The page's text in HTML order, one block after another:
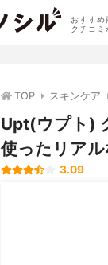
おすすめ
クチコミ
TOP スキンケア
Upt(ウプト)
使ったリア
3.09